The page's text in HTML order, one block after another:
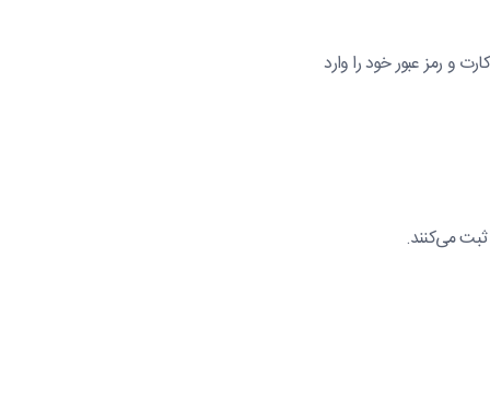
و رمز عبور خود را وارد
می‌کنند.